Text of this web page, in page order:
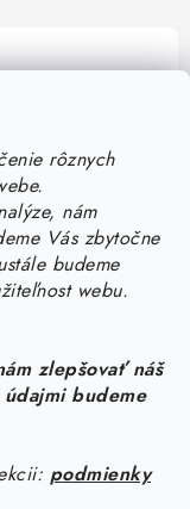
rôznych
nám
Vás zbytočne
budeme
webu.
zlepšovať náš
budeme
podmienky
tu pre vás!